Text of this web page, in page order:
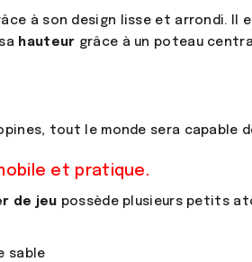
à son design lisse et arrondi. Il
sa hauteur grâce à un poteau
tout le monde sera capable
et pratique.
de jeu possède plusieurs petits
sable